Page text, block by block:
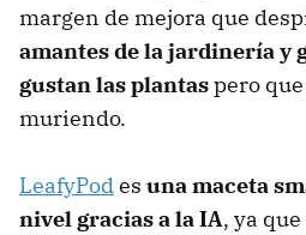
margen de mejora que
amantes de la jardinería y
gustan las plantaspero
muriendo.
LeafyPodes una maceta
nivel gracias a la IA, ya